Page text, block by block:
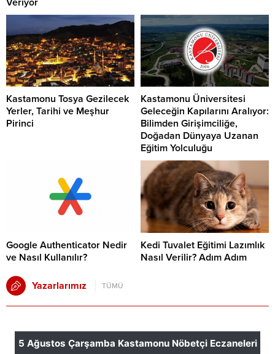
Kastamonu Tosya Gezilecek
Yerler, Tarihi ve Meşhur
Pirinci
Kastamonu Üniversitesi
Geleceğin Kapılarını Aralıyor:
Bilimden Girişimciliğe,
Doğadan Dünyaya Uzanan
Eğitim Yolculuğu
Google Authenticator Nedir
ve Nasıl Kullanılır?
Kedi Tuvalet Eğitimi Lazımlık
Nasıl Verilir? Adım Adım
Yazarlarımız TÜMÜ